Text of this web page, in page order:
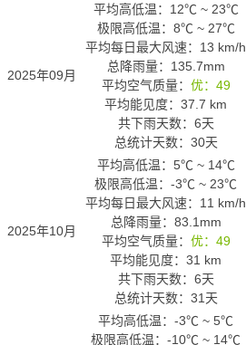
2025年09月
平均高低温： 12℃ ~ 23℃
极限高低温： 8℃ ~ 27℃
平均每日最大风速：13 km/h
总降雨量：135.7mm
平均空气质量： 优：49
平均能见度：37.7 km
共下雨天数：6天
总统计天数：30天
2025年10月
平均高低温： 5℃ ~ 14℃
极限高低温： -3℃ ~ 23℃
平均每日最大风速：11 km/h
总降雨量：83.1mm
平均空气质量： 优：49
平均能见度：31 km
共下雨天数：6天
总统计天数：31天
平均高低温： -3℃ ~ 5℃
极限高低温： -10℃ ~ 14℃